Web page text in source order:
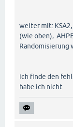
weiter mit: KSA2,
(wie oben),
Randomisierung
ich finde den
habe ich nicht